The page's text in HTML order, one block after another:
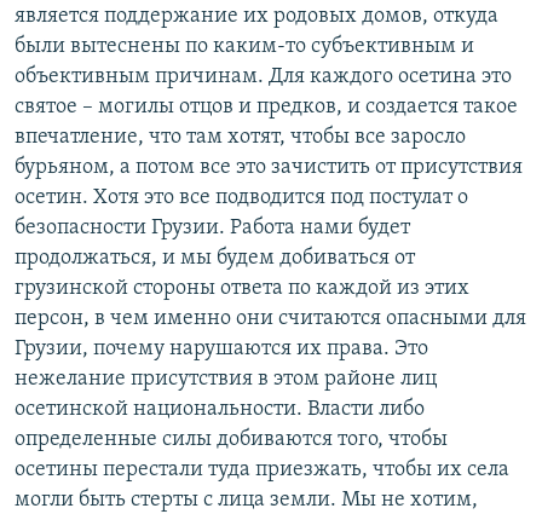
является поддержание их родовых домов, откуда
были вытеснены по каким-то субъективным и
объективным причинам. Для каждого осетина это
святое – могилы отцов и предков, и создается такое
впечатление, что там хотят, чтобы все заросло
бурьяном, а потом все это зачистить от присутствия
осетин. Хотя это все подводится под постулат о
безопасности Грузии. Работа нами будет
продолжаться, и мы будем добиваться от
грузинской стороны ответа по каждой из этих
персон, в чем именно они считаются опасными для
Грузии, почему нарушаются их права. Это
нежелание присутствия в этом районе лиц
осетинской национальности. Власти либо
определенные силы добиваются того, чтобы
осетины перестали туда приезжать, чтобы их села
могли быть стерты с лица земли. Мы не хотим,